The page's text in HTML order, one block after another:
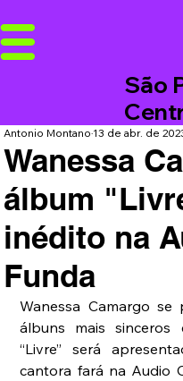
São
Wanessa
álbum
inédito na
Funda
Antonio Montano13 de abr. de
Wanessa Camargo
álbuns mais sinceros
“Livre” será
cantora fará na Audio